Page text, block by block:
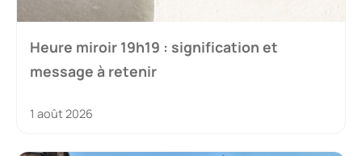
Heure miroir 19h19 : signification et
message à retenir
1 août 2026